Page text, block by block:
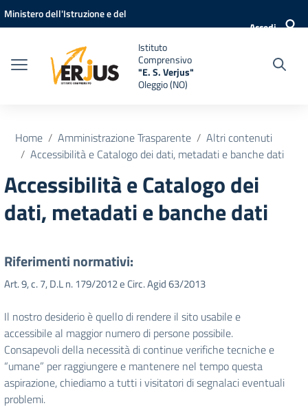
Vai ai contenuti
Vai al menu di navigazione
Vai al footer
Ministero dell'Istruzione e del
Accedi
Istituto
Comprensivo
"E. S. Verjus"
Oleggio (NO)
Home Amministrazione Trasparente
Altri contenuti
Accessibilità e Catalogo dei dati, metadati e banche dati
Accessibilità e Catalogo dei
dati, metadati e banche dati
Riferimenti normativi:
Art. 9, c. 7, D.L n. 179/2012 e Circ. Agid 63/2013
Il nostro desiderio è quello di rendere il sito usabile e
accessibile al maggior numero di persone possibile.
Consapevoli della necessità di continue verifiche tecniche e
“umane” per raggiungere e mantenere nel tempo questa
aspirazione, chiediamo a tutti i visitatori di segnalaci eventuali
problemi.